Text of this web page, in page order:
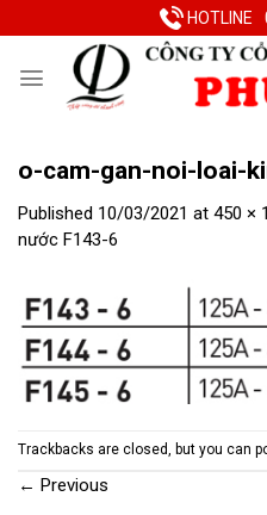
to
HOTLINE
o-cam-gan-noi-loai-
Published 10/03/2021 at 450 ×
nước F143-6
Trackbacks are closed, but you can
← Previous